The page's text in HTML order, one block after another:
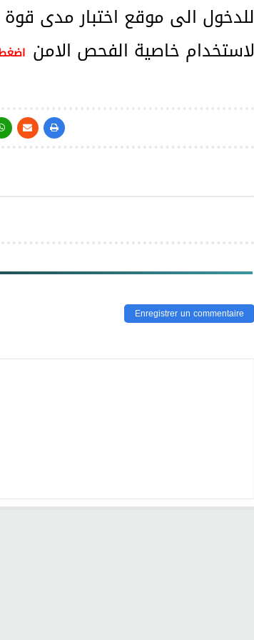
للدخول الى موقع اختبار مدى
لاستخدام خاصية الفحص الامن
Enregistrer un commentaire